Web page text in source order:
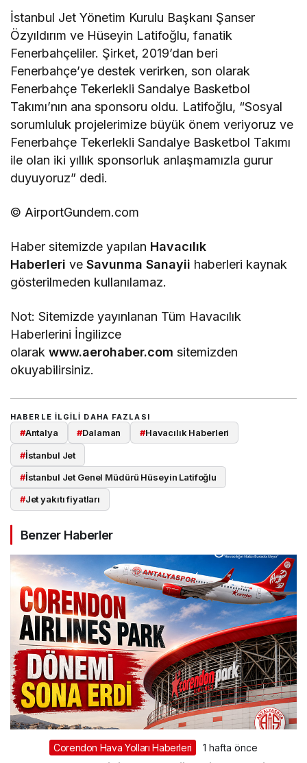
İstanbul Jet Yönetim Kurulu Başkanı Şanser
Özyıldırım ve Hüseyin Latifoğlu, fanatik
Fenerbahçeliler. Şirket, 2019’dan beri
Fenerbahçe’ye destek verirken, son olarak
Fenerbahçe Tekerlekli Sandalye Basketbol
Takımı’nın ana sponsoru oldu. Latifoğlu, “Sosyal
sorumluluk projelerimize büyük önem veriyoruz ve
Fenerbahçe Tekerlekli Sandalye Basketbol Takımı
ile olan iki yıllık sponsorluk anlaşmamızla gurur
duyuyoruz” dedi.
© AirportGundem.com
Haber sitemizde yapılan Havacılık
Haberleri veSavunma Sanayii haberleri kaynak
gösterilmeden kullanılamaz.
Not: Sitemizde yayınlanan Tüm Havacılık
Haberlerini İngilizce
olarakwww.aerohaber.com sitemizden
okuyabilirsiniz.
HABERLE ILGILI DAHA FAZLASI
#Antalya #Dalaman #Havacılık Haberleri
#İstanbul Jet
#İstanbul Jet Genel Müdürü Hüseyin Latifoğlu
#Jet yakıtı fiyatları
Benzer Haberler
Corendon Hava Yolları Haberleri 1 hafta önce